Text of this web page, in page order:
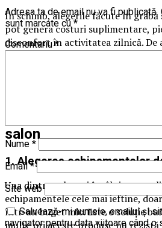
În schimb, alegerile făcute în grabă
pot genera costuri suplimentare,
disconfort în activitatea zilnică. De
greșelilor frecvente încă din
eviți probleme care apar, de
7 greșeli des întâlnite
salon
1. Alegerea echipamentelor
Una dintre cele mai întâlnite greșeli
echipamentele cele mai ieftine,
într-un buget mic. Este o soluție
multe ori aceste produse nu
Adresa ta de email nu va fi publicată.
sunt marcate cu*
Comentariu*
Nume *
Email*
Site web
Salvează-mi numele, emailul și
navigator pentru data viitoare când o